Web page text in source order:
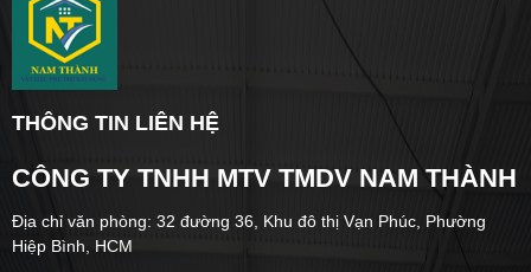
THÔNG TIN LIÊN HỆ
CÔNG TY TNHH MTV TMDV NAM THÀNH
Địa chỉ văn phòng: 32 đường 36, Khu đô thị Vạn Phúc, Phường
Hiệp Bình, HCM